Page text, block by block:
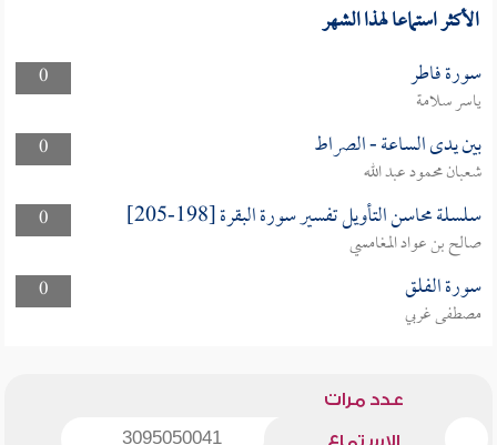
الأكثر استماعا لهذا الشهر
0 سورة فاطر
ياسر سلامة
0
بين يدى الساعة - الصراط
شعبان محمود عبد الله
0
سلسلة محاسن التأويل تفسير سورة البقرة [198-205]
صالح بن عواد المغامسي
0
سورة الفلق
مصطفى غربي
عدد مرات
3095050041